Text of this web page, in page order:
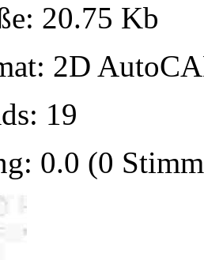
20.75 Kb
2D
19
0.0 (0